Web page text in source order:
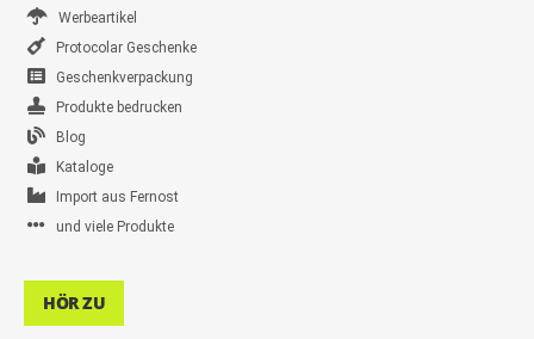
Werbeartikel
Protocolar Geschenke
Geschenkverpackung
Produkte bedrucken
Blog
Kataloge
Import aus Fernost
und viele Produkte
HÖR ZU